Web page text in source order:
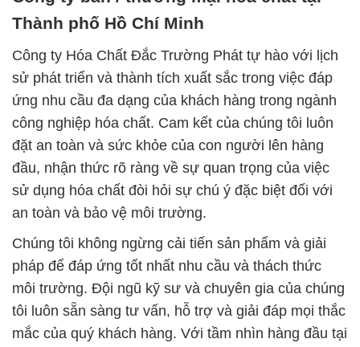
Thành phố Hồ Chí Minh
Công ty Hóa Chất Đắc Trường Phát tự hào với lịch
sử phát triển và thành tích xuất sắc trong việc đáp
ứng nhu cầu đa dạng của khách hàng trong ngành
công nghiệp hóa chất. Cam kết của chúng tôi luôn
đặt an toàn và sức khỏe của con người lên hàng
đầu, nhận thức rõ ràng về sự quan trọng của việc
sử dụng hóa chất đòi hỏi sự chú ý đặc biệt đối với
an toàn và bảo vệ môi trường.
Chúng tôi không ngừng cải tiến sản phẩm và giải
pháp để đáp ứng tốt nhất nhu cầu và thách thức
môi trường. Đội ngũ kỹ sư và chuyên gia của chúng
tôi luôn sẵn sàng tư vấn, hỗ trợ và giải đáp mọi thắc
mắc của quý khách hàng. Với tầm nhìn hàng đầu tại